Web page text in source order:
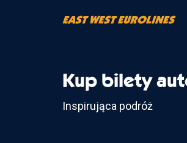
Kup bilety
Inspirująca podróż